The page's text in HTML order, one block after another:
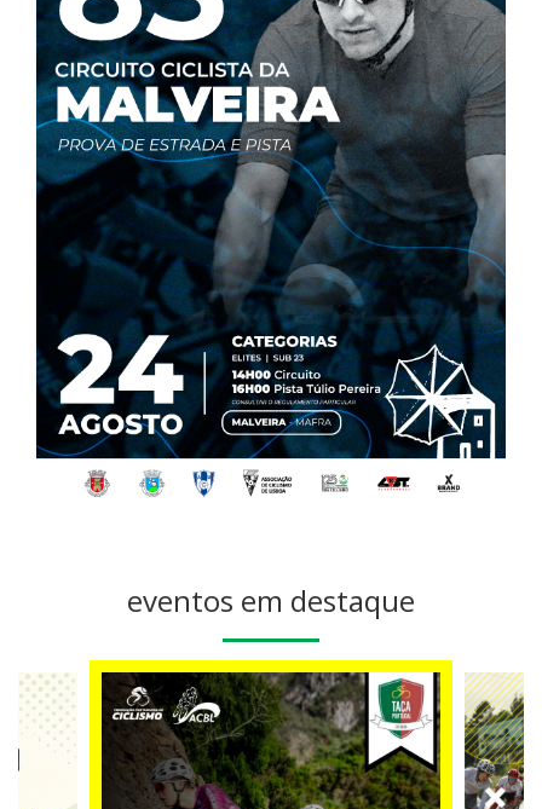
eventos em destaque